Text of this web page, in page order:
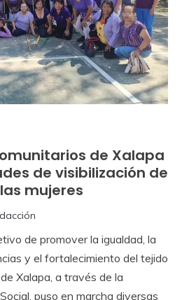
de Xalapa
de visibilización de
mujeres
de promover la igualdad, la
y el fortalecimiento del tejido
Xalapa, a través de la
puso en marcha diversas